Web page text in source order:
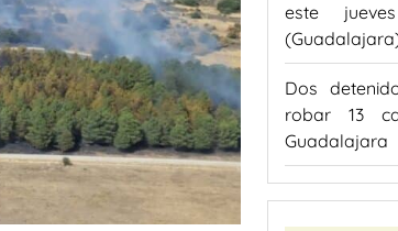
este
Dos
robar 13
Guadalajara